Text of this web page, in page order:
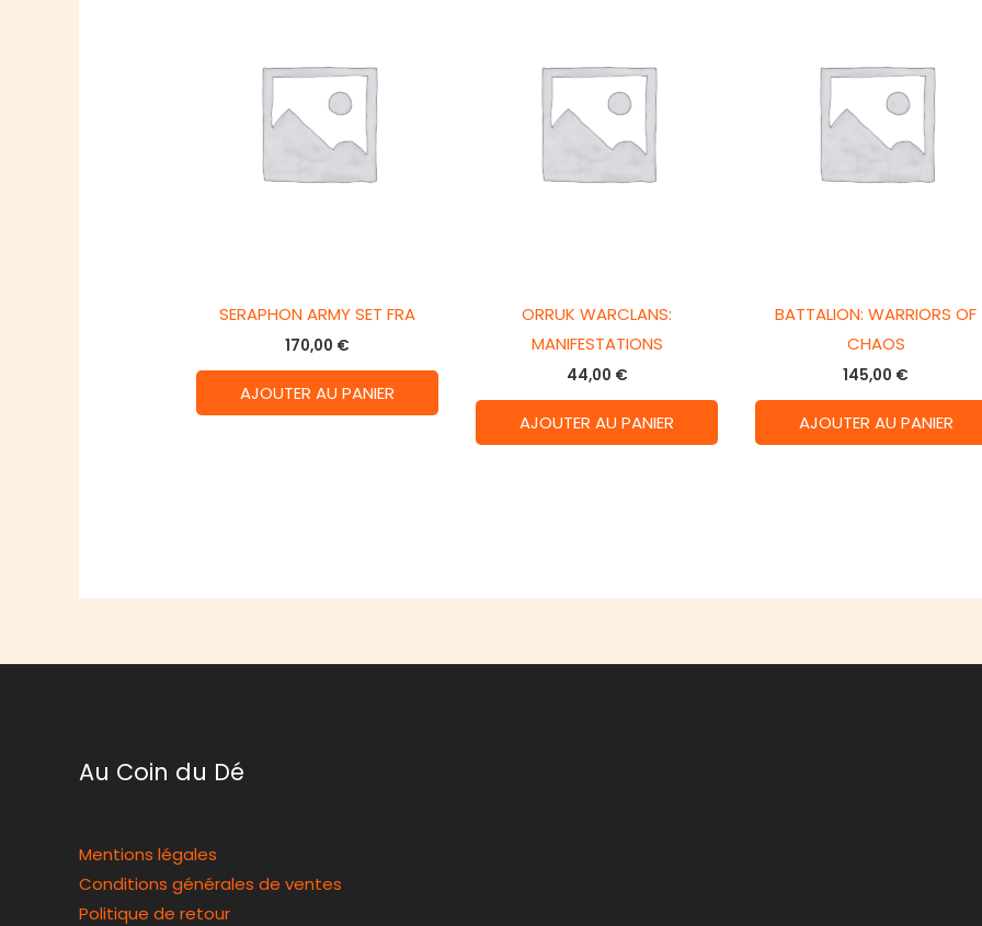
SERAPHON ARMY SET FRA
170,00 €
AJOUTER AU PANIER
ORRUK WARCLANS:
MANIFESTATIONS
44,00 €
AJOUTER AU PANIER
BATTALION: WARRIORS OF
CHAOS
145,00 €
AJOUTER AU PANIER
Au Coin du Dé
Mentions légales
Conditions générales de ventes
Politique de retour